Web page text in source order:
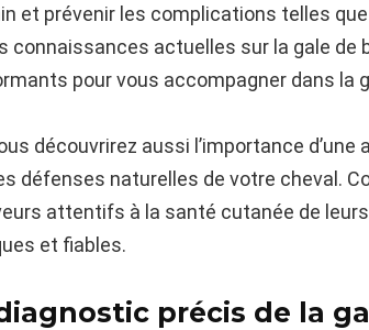
et prévenir les complications telles
connaissances actuelles sur la gale de
pour vous accompagner dans la
découvrirez aussi l’importance
défenses naturelles de votre cheval.
attentifs à la santé cutanée de
et fiables.
précis de la